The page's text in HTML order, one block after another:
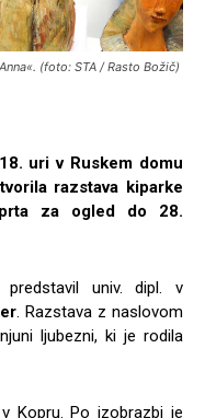
(foto: STA / Rasto Božič)
uri v Ruskem domu
razstava kiparke
za ogled do 28.
univ. dipl. v
. Razstava z naslovom
ljubezni, ki je rodila
Kopru. Po izobrazbi je